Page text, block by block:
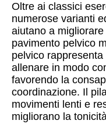
Oltre ai classici
numerose varianti
aiutano a
pavimento pelvico
pelvico
allenare in modo
favorendo la
coordinazione. Il
movimenti lenti e
migliorano la